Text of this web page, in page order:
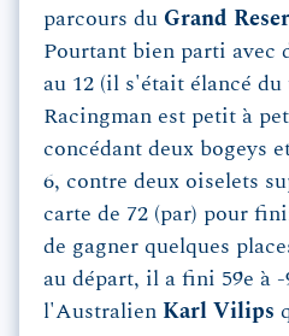
parcours du Grand
Pourtant bien parti avec
au 12 (il s'était élancé du
Racingman est petit à
concédant deux bogeys
6, contre deux oiselets
carte de 72 (par) pour
de gagner quelques
au départ, il a fini 59e à
l'Australien Karl Vilips